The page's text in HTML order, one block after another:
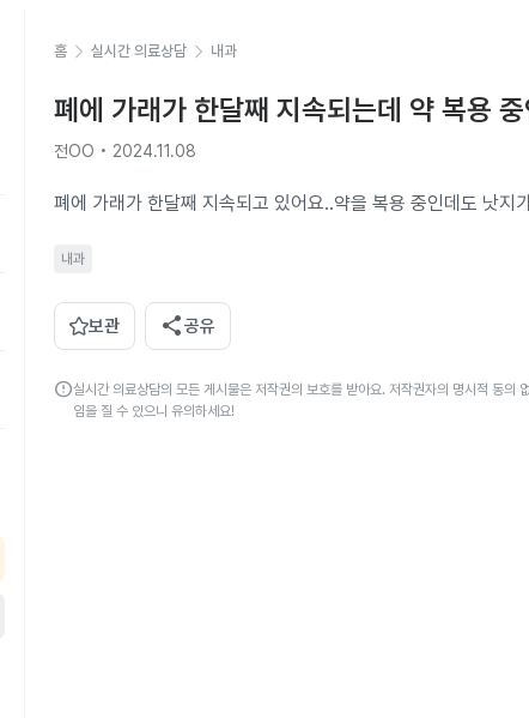
홈 실시간 의료상담 내과
폐에 가래가 한달째 지속되는데 약 복용
전OO • 2024.11.08
폐에 가래가 한달째 지속되고 있어요..약을 복용 중인데도 낫지
내과
보관 share공유
error실시간 의료상담의 모든 게시물은 저작권의 보호를 받아요. 저작권자의 명시적 동의
임을 질 수 있으니 유의하세요!